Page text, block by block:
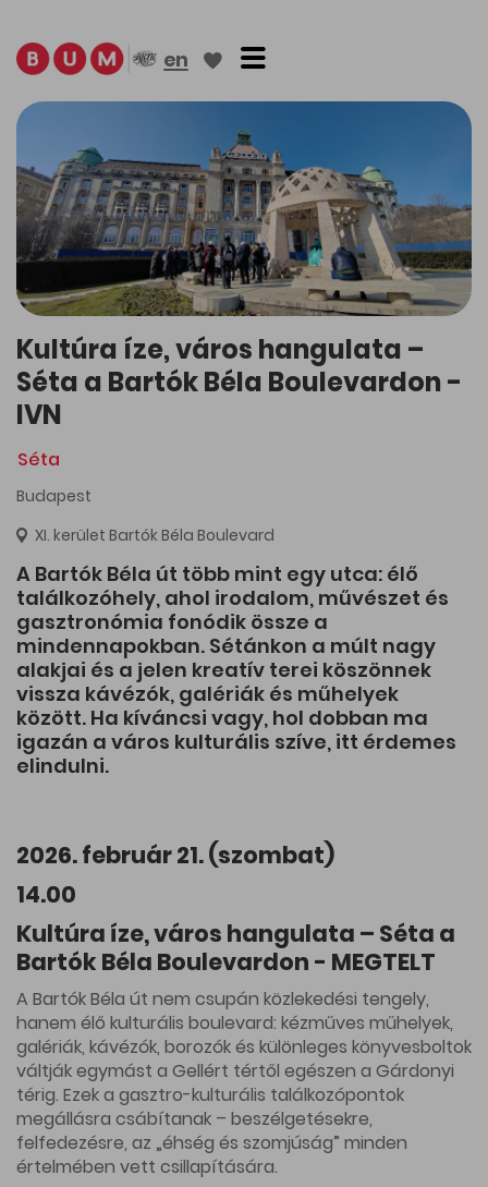
en
Kultúra íze, város hangulata –
Séta a Bartók Béla Boulevardon -
IVN
Séta
Budapest
XI. kerület Bartók Béla Boulevard
A Bartók Béla út több mint egy utca: élő
találkozóhely, ahol irodalom, művészet és
gasztronómia fonódik össze a
mindennapokban. Sétánkon a múlt nagy
alakjai és a jelen kreatív terei köszönnek
vissza kávézók, galériák és műhelyek
között. Ha kíváncsi vagy, hol dobban ma
igazán a város kulturális szíve, itt érdemes
elindulni.
2026. február 21. (szombat)
14.00
Kultúra íze, város hangulata – Séta a
Bartók Béla Boulevardon - MEGTELT
A Bartók Béla út nem csupán közlekedési tengely,
hanem élő kulturális boulevard: kézműves műhelyek,
galériák, kávézók, borozók és különleges könyvesboltok
váltják egymást a Gellért tértől egészen a Gárdonyi
térig. Ezek a gasztro-kulturális találkozópontok
megállásra csábítanak – beszélgetésekre,
felfedezésre, az „éhség és szomjúság” minden
értelmében vett csillapítására.